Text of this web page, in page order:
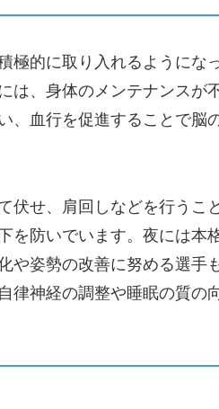
極的に取り入れるようにな
、身体のメンテナンスが
、血行を促進することで脳
伏せ、肩回しなどを行うこ
防いでいます。夜には本
や姿勢の改善に努める選手
律神経の調整や睡眠の質の